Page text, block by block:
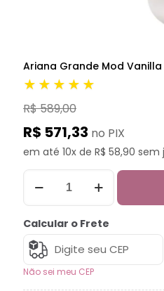
Ariana Grande Mod Vanilla
★★★★★
R$ 589,00
R$ 571,33 no PIX
em até 10x de R$ 58,90 sem
Calcular o Frete
Não sei meu CEP